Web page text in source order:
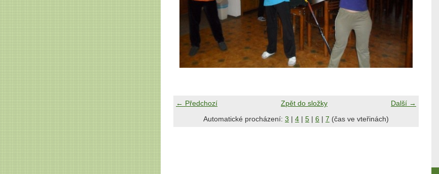
← Předchozí Další →
Zpět do složky
Automatické procházení: 3 | 4 | 5 | 6 | 7 (čas ve vteřinách)